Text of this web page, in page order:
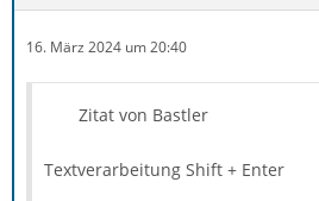
16. März 2024 um 20:40
Zitat von Bastler
Textverarbeitung Shift + Enter